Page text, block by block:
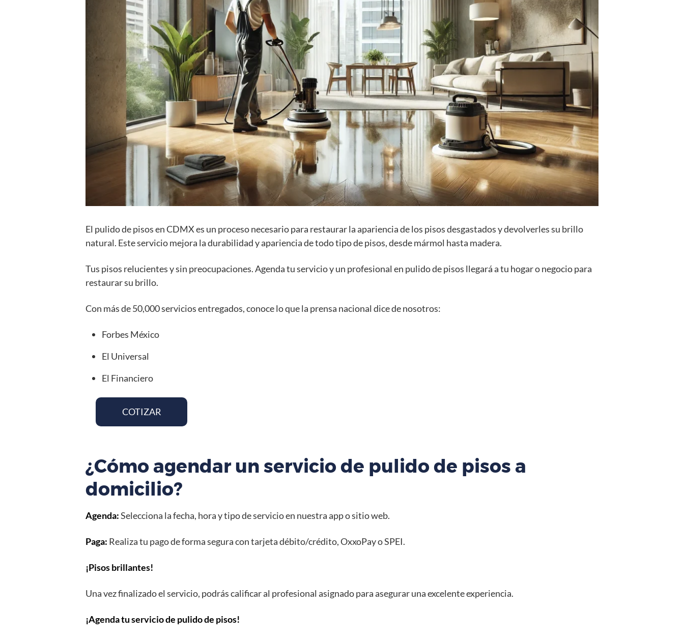
El pulido de pisos en CDMX es un proceso necesario para restaurar la apariencia de los pisos desgastados y devolverles su brillo
natural. Este servicio mejora la durabilidad y apariencia de todo tipo de pisos, desde mármol hasta madera.
Tus pisos relucientes y sin preocupaciones. Agenda tu servicio y un profesional en pulido de pisos llegará a tu hogar o negocio para
restaurar su brillo.
Con más de 50,000 servicios entregados, conoce lo que la prensa nacional dice de nosotros:
Forbes México
El Universal
El Financiero
COTIZAR
¿Cómo agendar un servicio de pulido de pisos a
domicilio?
Agenda:Selecciona la fecha, hora y tipo de servicio en nuestra app o sitio web.
Paga: Realiza tu pago de forma segura con tarjeta débito/crédito, OxxoPay o SPEI.
¡Pisos brillantes!
Una vez finalizado el servicio, podrás calificar al profesional asignado para asegurar una excelente experiencia.
¡Agenda tu servicio de pulido de pisos!